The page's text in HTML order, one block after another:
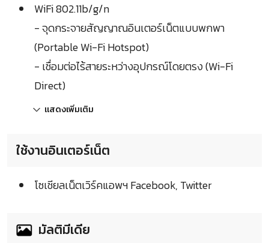
WiFi 802.11b/g/n
- จุดกระจายสัญญาณอินเตอร์เน็ตแบบพกพา
(Portable Wi-Fi Hotspot)
- เชื่อมต่อไร้สายระหว่างอุปกรณ์โดยตรง (Wi-Fi
Direct)
แสดงเพิ่มเติม
ใช้งานอินเตอร์เน็ต
โซเชียลเน็ตเวิร์คแอพฯ Facebook, Twitter
มัลติมีเดีย